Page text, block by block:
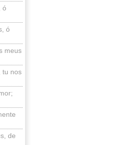
ó
ó
meus
tu nos
de